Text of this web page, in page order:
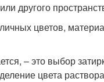
другого
цветов,
– это выбор
цвета